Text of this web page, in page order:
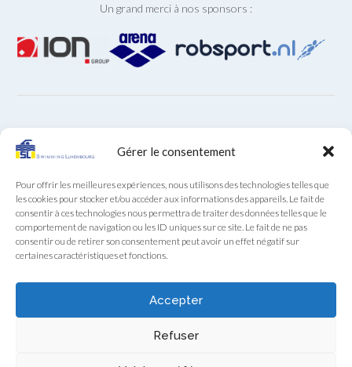
Gérer le consentement
Pour offrir les meilleures expériences, nous utilisons des technologies telles que
les cookies pour stocker et/ou accéder aux informations des appareils. Le fait de
consentir à ces technologies nous permettra de traiter des données telles que le
comportement de navigation ou les ID uniques sur ce site. Le fait de ne pas
consentir ou de retirer son consentement peut avoir un effet négatif sur
certaines caractéristiques et fonctions.
Accepter
Refuser
Un grand merci à nos sponsors :
ARCHIVES
Swimming Luxembourg asbl - 13A, Boulevard Royal, L-2449 Luxembourg
- RCS F922